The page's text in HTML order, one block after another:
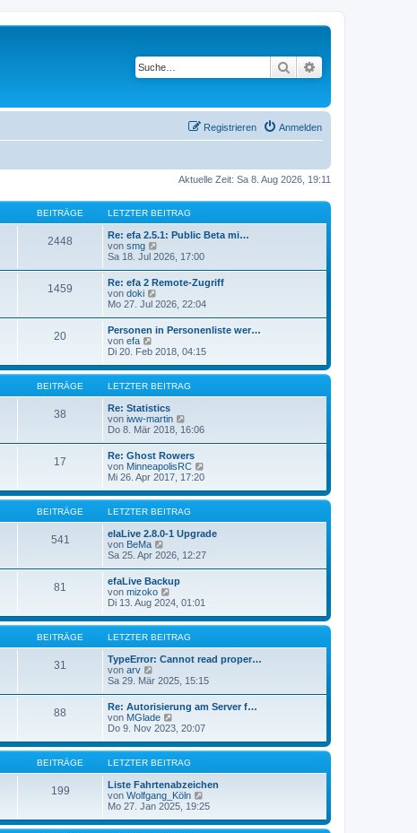
Suche
Anmelden
Registrieren
Aktuelle Zeit: Sa 8. Aug 2026, 19:11
BEITRÄGE LETZTER BEITRAG
2448
Re: efa 2.5.1: Public Beta mi…
von smg
e
s
t
e
r
B
i
t
r
a
g
Sa 18. Jul 2026, 17:00
1459
Re: efa 2 Remote-Zugriff
von doki
e
e
s
t
e
r
B
e
i
t
r
a
g
Mo 27. Jul 2026, 22:04
20
Personen in Personenliste wer…
von efa
e
e
s
e
r
B
e
i
t
r
a
g
Di 20. Feb 2018, 04:15
BEITRÄGE LETZTER BEITRAG
38
Re: Statistics
von iww-martin
e
s
t
e
r
B
e
i
t
a
g
Do 8. Mär 2018, 16:06
17
Re: Ghost Rowers
von MinneapolisRC
e
e
r
B
i
a
g
Mi 26. Apr 2017, 17:20
BEITRÄGE LETZTER BEITRAG
541
elaLive 2.8.0-1 Upgrade
von BeMa
e
e
s
t
e
r
B
e
i
t
a
g
Sa 25. Apr 2026, 12:27
81
efaLive Backup
von mizoko
e
e
s
e
r
B
e
i
t
r
a
g
Di 13. Aug 2024, 01:01
BEITRÄGE LETZTER BEITRAG
31
TypeError: Cannot read proper…
von arv
e
e
s
t
e
r
B
e
i
t
r
a
g
Sa 29. Mär 2025, 15:15
88
Re: Autorisierung am Server f…
von MGlade
e
e
s
e
r
B
e
i
Do 9. Nov 2023, 20:07
BEITRÄGE LETZTER BEITRAG
199
Liste Fahrtenabzeichen
von Wolfgang_Köln
e
e
Mo 27. Jan 2025, 19:25